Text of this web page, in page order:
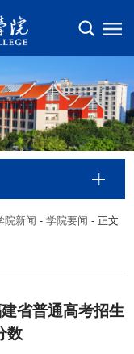
院新闻 - 学院要闻 - 正文
省普通高考招生
数